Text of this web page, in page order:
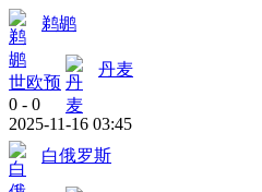
鹈鹕
世欧预
丹麦
0 - 0
2025-11-16 03:45
白俄罗斯